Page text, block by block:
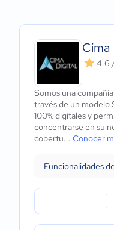
4.6
Somos una
través de un modelo
100% digitales y
concentrarse en su
cobertu... Conocer
Funcionalidades